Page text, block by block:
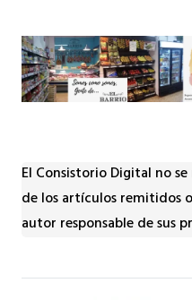
El Consistorio Digital no
de los artículos remitidos
autor responsable de sus